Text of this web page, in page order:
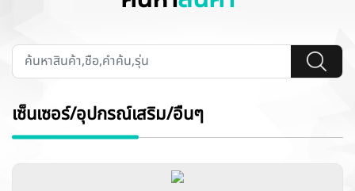
เซ็นเซอร์/อุปกรณ์เสริม/อื่นๆ